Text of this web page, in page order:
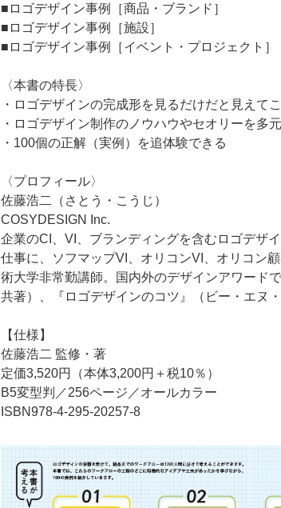
■ロゴデザイン事例［商品・ブランド］
■ロゴデザイン事例［施設］
■ロゴデザイン事例［イベント・プロジェクト］
〈本書の特長〉
・ロゴデザインの完成形を見るだけだと見えて
・ロゴデザイン制作のノウハウやセオリーを多
・100個の正解（実例）を追体験できる
〈プロフィール〉
佐藤浩二（さとう・こうじ）
COSYDESIGN Inc.
企業のCI、VI、ブランディングを含むロゴデザ
仕事に、ソフマップVI、オリコンVI、オリコン
術大学非常勤講師。国内外のデザインアワード
共著）、『ロゴデザインのコツ』（ビー・エヌ・
【仕様】
佐藤浩二 監修・著
定価3,520円（本体3,200円＋税10％）
B5変型判／256ページ／オールカラー
ISBN978-4-295-20257-8